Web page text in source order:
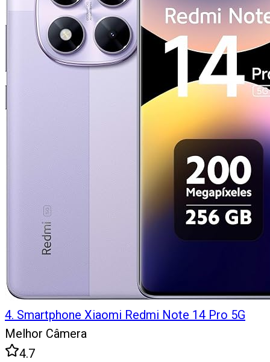
4. Smartphone Xiaomi Redmi Note 14 Pro 5G
Melhor Câmera
4.7